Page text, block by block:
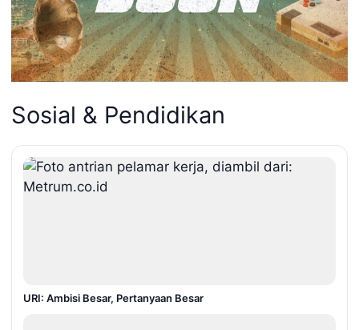
Sosial & Pendidikan
URI: Ambisi Besar, Pertanyaan Besar